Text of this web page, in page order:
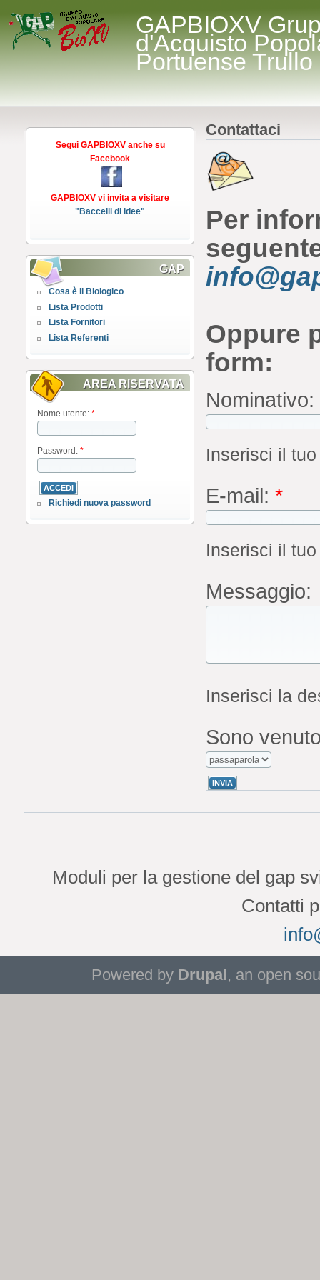
GAPBIOXV
d'Acquisto
Portuense Trullo
Segui GAPBIOXV anche su
Facebook
GAPBIOXV vi invita a visitare
"Baccelli di idee"
GAP
Cosa è il Biologico
Lista Prodotti
Lista Fornitori
Lista Referenti
AREA RISERVATA
Nome utente: *
Password: *
Richiedi nuova password
Contattaci
Per
info@g
Oppure
form:
Nominativo:
Inserisci il
E-mail: *
Inserisci il
Messaggio:
Inserisci la
Sono
Moduli per la gestione del gap
Contatti
Powered by Drupal, an open